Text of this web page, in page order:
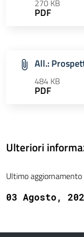
270 KB
PDF
All.:
484 KB
PDF
Ulteriori
Ultimo aggiornamento
03 Agosto,